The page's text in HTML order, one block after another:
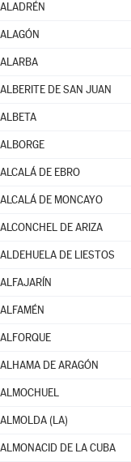
ALADRÉN
ALAGÓN
ALARBA
ALBERITE DE SAN JUAN
ALBETA
ALBORGE
ALCALÁ DE EBRO
ALCALÁ DE MONCAYO
ALCONCHEL DE ARIZA
ALDEHUELA DE LIESTOS
ALFAJARÍN
ALFAMÉN
ALFORQUE
ALHAMA DE ARAGÓN
ALMOCHUEL
ALMOLDA (LA)
ALMONACID DE LA CUBA